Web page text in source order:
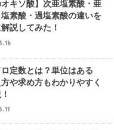
オキソ酸】次亜塩素酸・亜
素酸・過塩素酸の違いを
説してみた！
定数とは？単位はある
や求め方もわかりやすく